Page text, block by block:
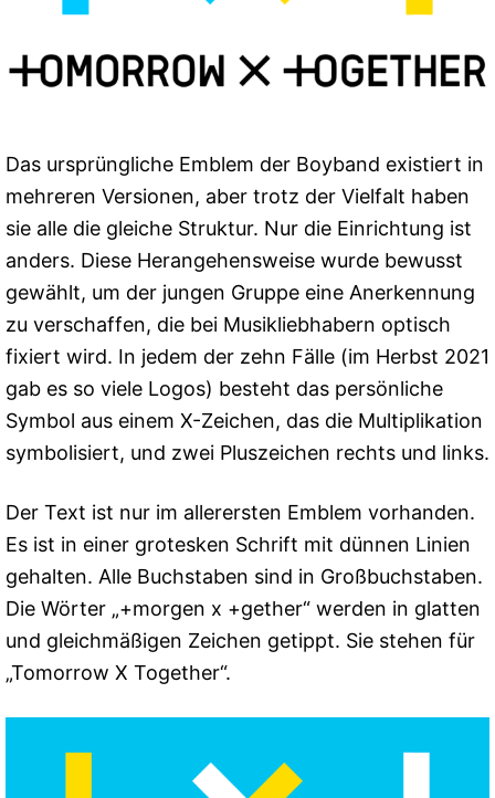
Das ursprüngliche Emblem der Boyband existiert in
mehreren Versionen, aber trotz der Vielfalt haben
sie alle die gleiche Struktur. Nur die Einrichtung ist
anders. Diese Herangehensweise wurde bewusst
gewählt, um der jungen Gruppe eine Anerkennung
zu verschaffen, die bei Musikliebhabern optisch
fixiert wird. In jedem der zehn Fälle (im Herbst 2021
gab es so viele Logos) besteht das persönliche
Symbol aus einem X-Zeichen, das die Multiplikation
symbolisiert, und zwei Pluszeichen rechts und links.
Der Text ist nur im allerersten Emblem vorhanden.
Es ist in einer grotesken Schrift mit dünnen Linien
gehalten. Alle Buchstaben sind in Großbuchstaben.
Die Wörter „+morgen x +gether“ werden in glatten
und gleichmäßigen Zeichen getippt. Sie stehen für
„Tomorrow X Together“.